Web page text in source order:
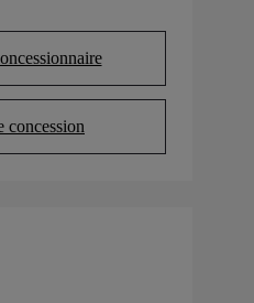
in new tab)
concession
in new tab)